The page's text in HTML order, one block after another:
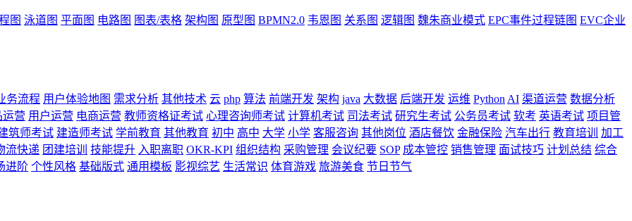
图 泳道图 平面图 电路图 图表/表格 架构图 原型图 BPMN2.0 韦恩图 关系图 逻辑图 魏朱商业模式 EPC事件过程链图 EVC企业
务流程 用户体验地图 需求分析 其他技术 云 php 算法 前端开发 架构 java 大数据 后端开发 运维 Python AI 渠道运营 数据分析
运营 用户运营 电商运营 教师资格证考试 心理咨询师考试 计算机考试 司法考试 研究生考试 公务员考试 软考 英语考试 项目管
筑师考试 建造师考试 学前教育 其他教育 初中 高中 大学 小学 客服咨询 其他岗位 酒店餐饮 金融保险 汽车出行 教育培训
加工
流快递 团建培训 技能提升 入职离职 OKR-KPI 组织结构 采购管理 会议纪要 SOP 成本管控 销售管理 面试技巧 计划总结 综合
进阶 个性风格 基础版式 通用模板 影视综艺 生活常识 体育游戏 旅游美食 节日节气